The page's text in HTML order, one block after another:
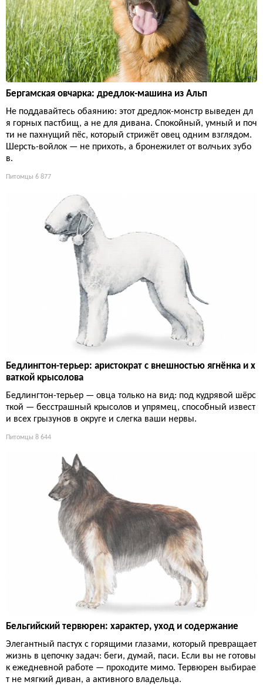
Бергамская овчарка: дредлок-машина из Альп
Не поддавайтесь обаянию: этот дредлок-монстр выведен дл
я горных пастбищ, а не для дивана. Спокойный, умный и поч
ти не пахнущий пёс, который стрижёт овец одним взглядом.
Шерсть-войлок — не прихоть, а бронежилет от волчьих зубо
в.
Питомцы 6 877
Бедлингтон-терьер: аристократ с внешностью ягнёнка и х
ваткой крысолова
Бедлингтон-терьер — овца только на вид: под кудрявой шёрс
ткой — бесстрашный крысолов и упрямец, способный извест
и всех грызунов в округе и слегка ваши нервы.
Питомцы 8 644
Бельгийский тервюрен: характер, уход и содержание
Элегантный пастух с горящими глазами, который превращает
жизнь в цепочку задач: беги, думай, паси. Если вы не готовы
к ежедневной работе — проходите мимо. Тервюрен выбирае
т не мягкий диван, а активного владельца.